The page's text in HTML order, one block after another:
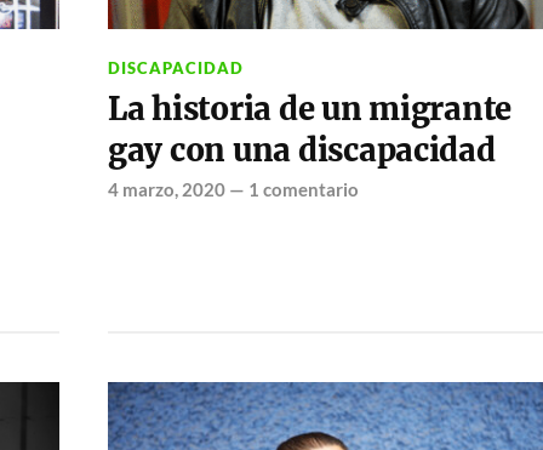
DISCAPACIDAD
La historia de un migrante
gay con una discapacidad
4 marzo, 2020— 1 comentario